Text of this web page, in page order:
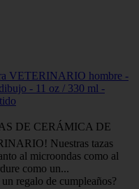
VETERINARIO hombre -
- 11 oz / 330 ml -
DE CERÁMICA DE
Nuestras tazas
al microondas como al
como un...
regalo de cumpleaños?